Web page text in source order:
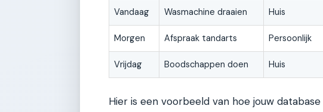
Vandaag Wasmachine draaien Huis
Morgen Afspraak tandarts Persoonlijk
Vrijdag Boodschappen doen Huis
Hier is een voorbeeld van hoe jouw